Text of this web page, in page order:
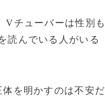
Vチューバーは性別
読んでいる人がいる
を明かすのは不安だ